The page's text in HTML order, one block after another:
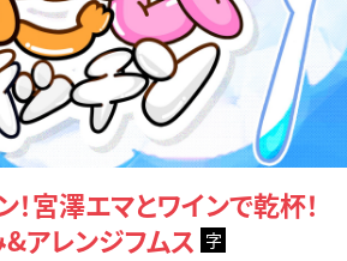
！宮澤エマとワインで乾杯！
アレンジフムス 字